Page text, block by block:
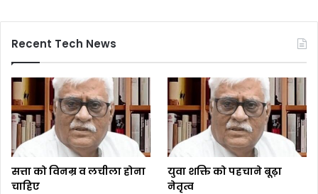
Recent Tech News
सत्ता को विनम्र व लचीला होना
चाहिए
युवा शक्ति को पहचाने बूढ़ा
नेतृत्व